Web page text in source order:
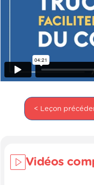
< Leçon
Vidéos